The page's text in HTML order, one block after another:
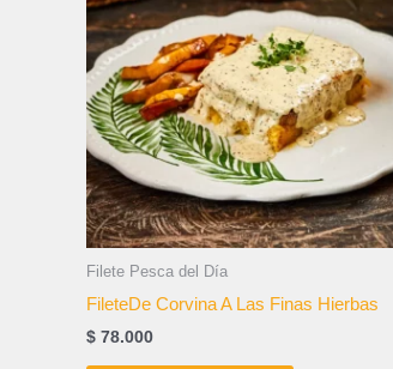
Filete Pesca del Día
FileteDe Corvina A Las Finas Hierbas
$ 78.000